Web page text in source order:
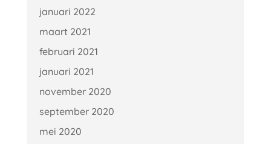
januari 2022
maart 2021
februari 2021
januari 2021
november 2020
september 2020
mei 2020